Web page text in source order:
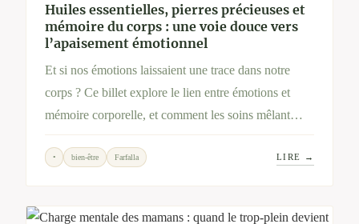
Huiles essentielles, pierres précieuses et
mémoire du corps : une voie douce vers
l’apaisement émotionnel
Et si nos émotions laissaient une trace dans notre
corps ? Ce billet explore le lien entre émotions et
mémoire corporelle, et comment les soins mêlant
huiles essentielles et pierres précieuses peuvent
accompagner une libération intérieure tout en
douceur.
• bien-être Farfalla LIRE →